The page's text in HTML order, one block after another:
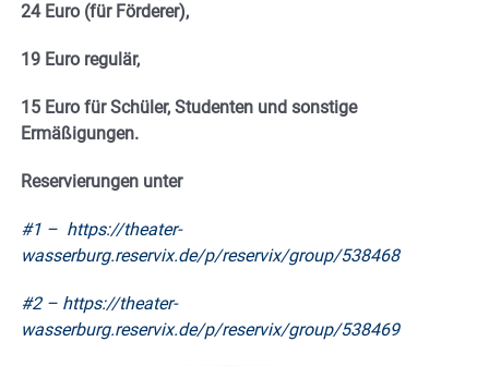
24 Euro (für Förderer),
19 Euro regulär,
15 Euro für Schüler, Studenten und sonstige
Ermäßigungen.
Reservierungen unter
#1 – https://theater-
wasserburg.reservix.de/p/reservix/group/538468
#2 – https://theater-
wasserburg.reservix.de/p/reservix/group/538469